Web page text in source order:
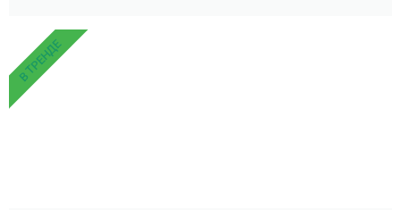
В ТРЕНДЕ